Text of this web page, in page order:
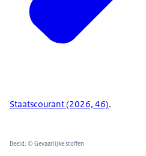
Staatscourant (2026, 46).
Beeld: © Gevaarlijke stoffen